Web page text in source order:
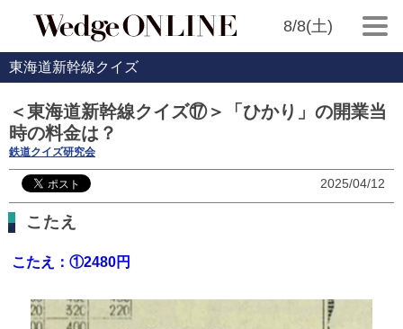
8/8(土)
東海道新幹線クイズ
＜東海道新幹線クイズ⑰＞「ひかり」の開業当
時の料金は？
鉄道クイズ研究会
2025/04/12
こたえ
こたえ：①2480円